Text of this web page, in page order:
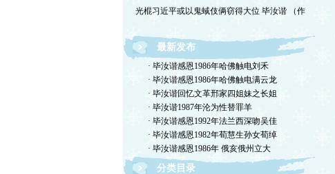
光棍习近平或以鬼蜮伎俩窃得大位 毕汝谐 （作
最新发布
· 毕汝谐感恩1986年哈佛触电刘禾
· 毕汝谐感恩1986年哈佛触电满云龙
· 毕汝谐回忆文革邢家四姐妹之长姐
· 毕汝谐1987年沦为性替罪羊
· 毕汝谐感恩1992年法兰西深吻吴佳
· 毕汝谐感恩1982年荀慧生孙女荀绰
· 毕汝谐感恩1986年 俄亥俄州立大
分类目录